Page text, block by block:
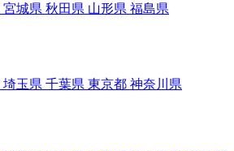
宮城県 秋田県 山形県 福島県
埼玉県 千葉県 東京都 神奈川県